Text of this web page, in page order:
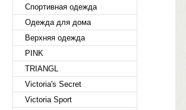
Спортивная одежда
Одежда для дома
Верхняя одежда
PINK
TRIANGL
Victoria's Secret
Victoria Sport